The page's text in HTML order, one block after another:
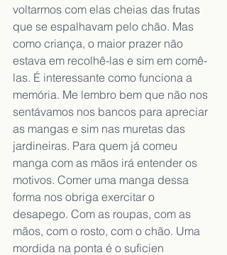
voltarmos com elas cheias das frutas
que se espalhavam pelo chão. Mas
como criança, o maior prazer não
estava em recolhê-las e sim em comê-
las. É interessante como funciona a
memória. Me lembro bem que não nos
sentávamos nos bancos para apreciar
as mangas e sim nas muretas das
jardineiras. Para quem já comeu
manga com as mãos irá entender os
motivos. Comer uma manga dessa
forma nos obriga exercitar o
desapego. Com as roupas, com as
mãos, com o rosto, com o chão. Uma
mordida na ponta é o suficien